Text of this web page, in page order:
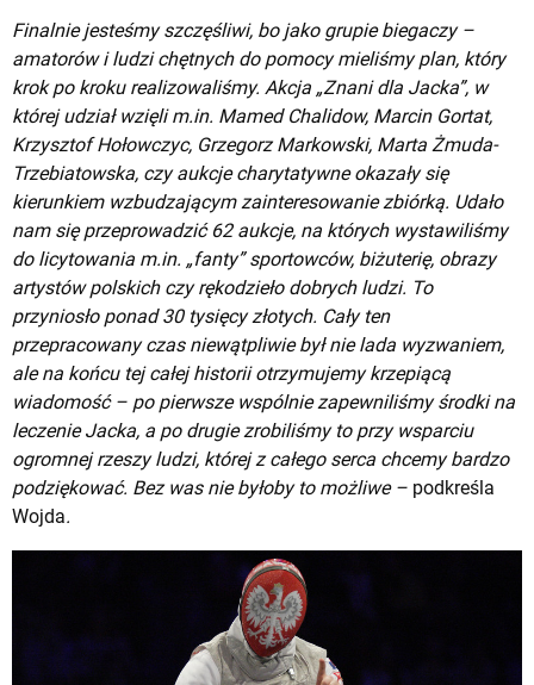
Finalnie jesteśmy szczęśliwi, bo jako grupie biegaczy –
amatorów i ludzi chętnych do pomocy mieliśmy plan, który
krok po kroku realizowaliśmy. Akcja „Znani dla Jacka”, w
której udział wzięli m.in. Mamed Chalidow, Marcin Gortat,
Krzysztof Hołowczyc, Grzegorz Markowski, Marta Żmuda-
Trzebiatowska, czy aukcje charytatywne okazały się
kierunkiem wzbudzającym zainteresowanie zbiórką. Udało
nam się przeprowadzić 62 aukcje, na których wystawiliśmy
do licytowania m.in. „fanty” sportowców, biżuterię, obrazy
artystów polskich czy rękodzieło dobrych ludzi. To
przyniosło ponad 30 tysięcy złotych. Cały ten
przepracowany czas niewątpliwie był nie lada wyzwaniem,
ale na końcu tej całej historii otrzymujemy krzepiącą
wiadomość – po pierwsze wspólnie zapewniliśmy środki na
leczenie Jacka, a po drugie zrobiliśmy to przy wsparciu
ogromnej rzeszy ludzi, której z całego serca chcemy bardzo
podziękować. Bez was nie byłoby to możliwe – podkreśla
Wojda.